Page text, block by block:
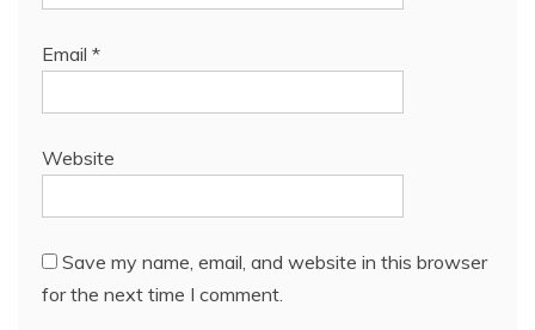
Email *
Website
Save my name, email, and website in this browser
for the next time I comment.